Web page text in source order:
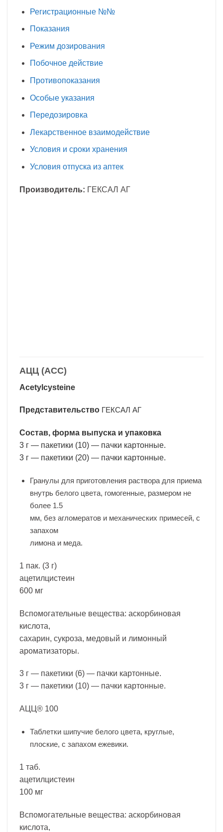
Регистрационные №№
Показания
Режим дозирования
Побочное действие
Противопоказания
Особые указания
Передозировка
Лекарственное взаимодействие
Условия и сроки хранения
Условия отпуска из аптек
Производитель: ГЕКСАЛ АГ
АЦЦ (ACC)
Acetylcysteine
Представительство ГЕКСАЛ АГ
Состав, форма выпуска и упаковка
3 г — пакетики (10) — пачки картонные.
3 г — пакетики (20) — пачки картонные.
Гранулы для приготовления раствора для приема
внутрь белого цвета, гомогенные, размером не
более 1.5
мм, без агломератов и механических примесей, с
запахом
лимона и меда.
1 пак. (3 г)
ацетилцистеин
600 мг
Вспомогательные вещества: аскорбиновая
кислота,
сахарин, сукроза, медовый и лимонный
ароматизаторы.
3 г — пакетики (6) — пачки картонные.
3 г — пакетики (10) — пачки картонные.
АЦЦ® 100
Таблетки шипучие белого цвета, круглые,
плоские, с запахом ежевики.
1 таб.
ацетилцистеин
100 мг
Вспомогательные вещества: аскорбиновая
кислота,